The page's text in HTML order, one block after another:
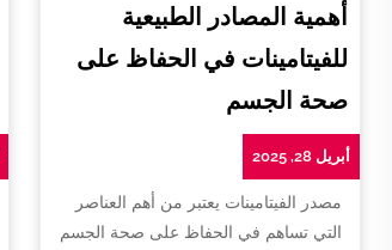
أهمية المصادر الطبيعية
للفيتامينات في الحفاظ على
صحة الجسم
أبريل 28, 2025
مصدر الفيتامينات يعتبر من أهم العناصر
التي تساهم في الحفاظ على صحة الجسم